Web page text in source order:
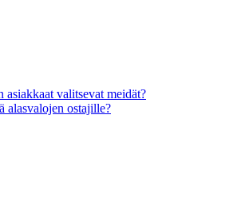
valitsevat meidät?
alasvalojen ostajille?